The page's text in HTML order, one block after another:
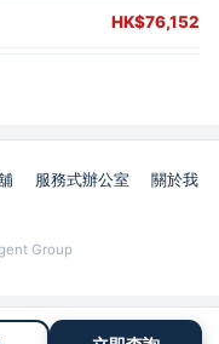
HK$76,152
服務式辦公室
關於我
Group